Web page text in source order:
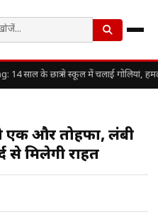
साल के छात्र ने स्कूल में चलाई गोलियां,
एक और तोहफा, लंबी
से मिलेगी राहत